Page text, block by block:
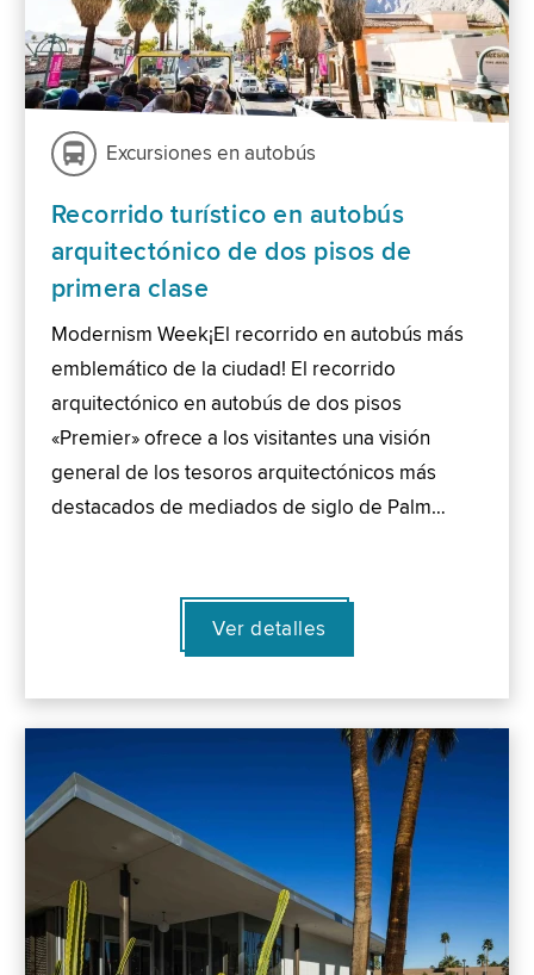
Excursiones en autobús
Recorrido turístico en autobús
arquitectónico de dos pisos de
primera clase
Modernism Week¡El recorrido en autobús más
emblemático de la ciudad! El recorrido
arquitectónico en autobús de dos pisos
«Premier» ofrece a los visitantes una visión
general de los tesoros arquitectónicos más
destacados de mediados de siglo de Palm…
Ver detalles